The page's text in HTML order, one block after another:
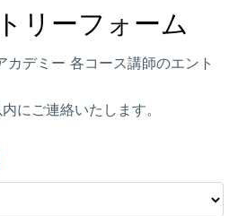
リーフォーム
カデミー 各コース講師のエント
にご連絡いたします。